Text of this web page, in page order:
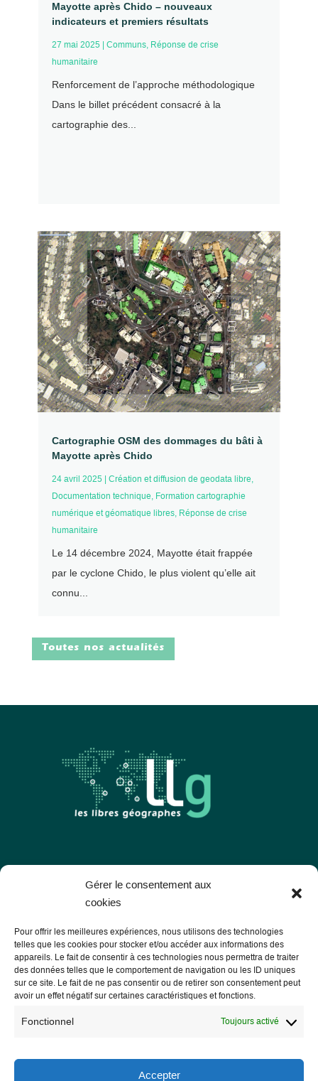
Gérer le consentement aux
cookies
Pour offrir les meilleures expériences, nous utilisons des technologies
telles que les cookies pour stocker et/ou accéder aux informations des
appareils. Le fait de consentir à ces technologies nous permettra de traiter
des données telles que le comportement de navigation ou les ID uniques
sur ce site. Le fait de ne pas consentir ou de retirer son consentement peut
avoir un effet négatif sur certaines caractéristiques et fonctions.
Fonctionnel Toujours activé
Accepter
Mayotte après Chido – nouveaux
indicateurs et premiers résultats
27 mai 2025 Communs, Réponse de crise
humanitaire
Renforcement de l’approche méthodologique
Dans le billet précédent consacré à la
cartographie des...
Cartographie OSM des dommages du bâti à
Mayotte après Chido
24 avril 2025 Création et diffusion de geodata libre,
Documentation technique, Formation cartographie
numérique et géomatique libres, Réponse de crise
humanitaire
Le 14 décembre 2024, Mayotte était frappée
par le cyclone Chido, le plus violent qu’elle ait
connu...
Toutes nos actualités
Les Libres Géographes
56000 Vannes
— Nous contacter